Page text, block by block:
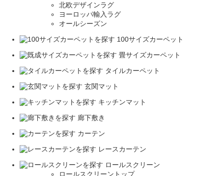
北欧デザインラグ
ヨーロッパ輸入ラグ
オールシーズン
100サイズカーペット
畳サイズカーペット
タイルカーペット
玄関マット
キッチンマット
廊下敷き
カーテン
レースカーテン
ロールスクリーン
ロールスクリーントップ